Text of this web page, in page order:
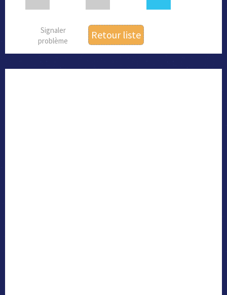
Signaler
problème
Retour liste